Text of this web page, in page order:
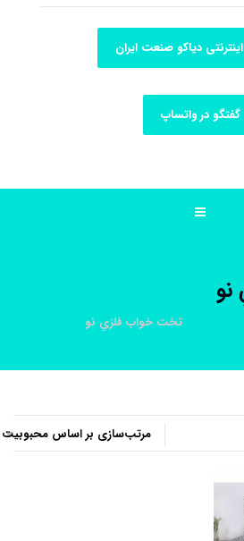
دیاکو صنعت ایران
گفتگو در واتساپ
تخت خواب فلزي نو